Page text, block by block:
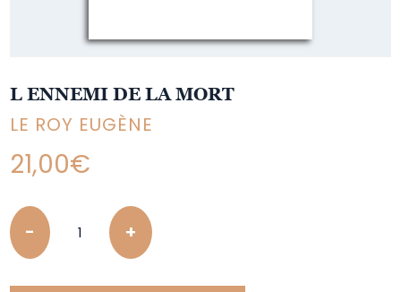
L ENNEMI DE LA MORT
LE ROY EUGÈNE
21,00€
Quantity